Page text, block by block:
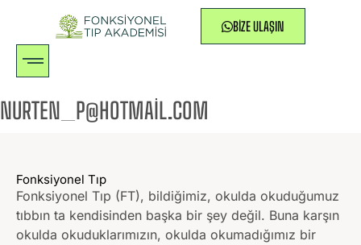
BIZE ULAŞIN
NURTEN_P@HOTMAIL.COM
Fonksiyonel Tıp
Fonksiyonel Tıp (FT), bildiğimiz, okulda okuduğumuz
tıbbın ta kendisinden başka bir şey değil. Buna karşın
okulda okuduklarımızın, okulda okumadığımız bir